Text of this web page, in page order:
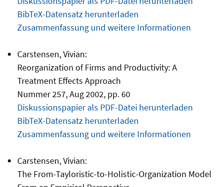
BibTeX-Datensatz herunterladen
Zusammenfassung und weitere Informationen
Carstensen, Vivian:
Reorganization of Firms and Productivity: A
Treatment Effects Approach
Nummer 257, Aug 2002, pp. 60
Diskussionspapier als PDF-Datei herunterladen
BibTeX-Datensatz herunterladen
Zusammenfassung und weitere Informationen
Carstensen, Vivian:
The From-Tayloristic-to-Holistic-Organization Model